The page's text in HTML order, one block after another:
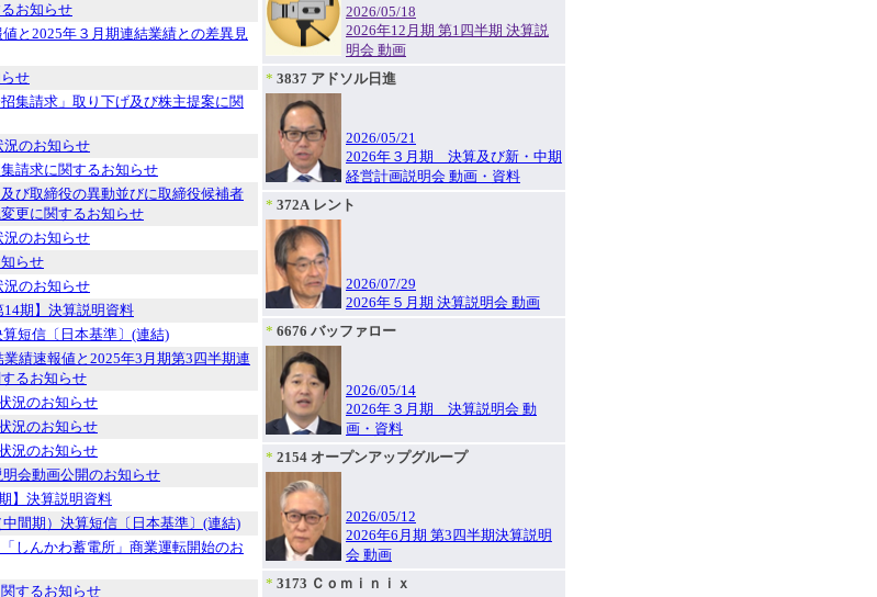
お知らせ
と2025年３月期連結業績との差異見
せ
集請求」取り下げ及び株主提案に関
況のお知らせ
請求に関するお知らせ
び取締役の異動並びに取締役候補者
更に関するお知らせ
況のお知らせ
らせ
況のお知らせ
期】決算説明資料
短信〔日本基準〕(連結)
績速報値と2025年3月期第3四半期連
るお知らせ
況のお知らせ
況のお知らせ
況のお知らせ
会動画公開のお知らせ
】決算説明資料
間期）決算短信〔日本基準〕(連結)
しんかわ蓄電所」商業運転開始のお
するお知らせ
2026/05/18
2026年12月期 第1四半期 決算説
明会 動画
* 3837 アドソル日進
2026/05/21
2026年３月期 決算及び新・中期
経営計画説明会 動画・資料
* 372A レント
2026/07/29
2026年５月期 決算説明会 動画
* 6676 バッファロー
2026/05/14
2026年３月期 決算説明会 動
画・資料
* 2154 オープンアップグループ
2026/05/12
2026年6月期 第3四半期決算説明
会 動画
* 3173 Ｃｏｍｉｎｉｘ